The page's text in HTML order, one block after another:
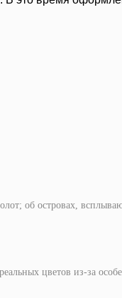
об островах,
цветов из-за